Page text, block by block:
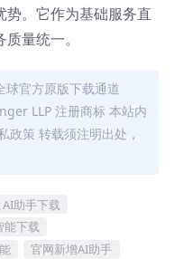
势。它作为基础服务直
量统一。
官方原版下载通道
LLP 注册商标 本站内
策 转载须注明出处，
助手下载
能下载
官网新增AI助手